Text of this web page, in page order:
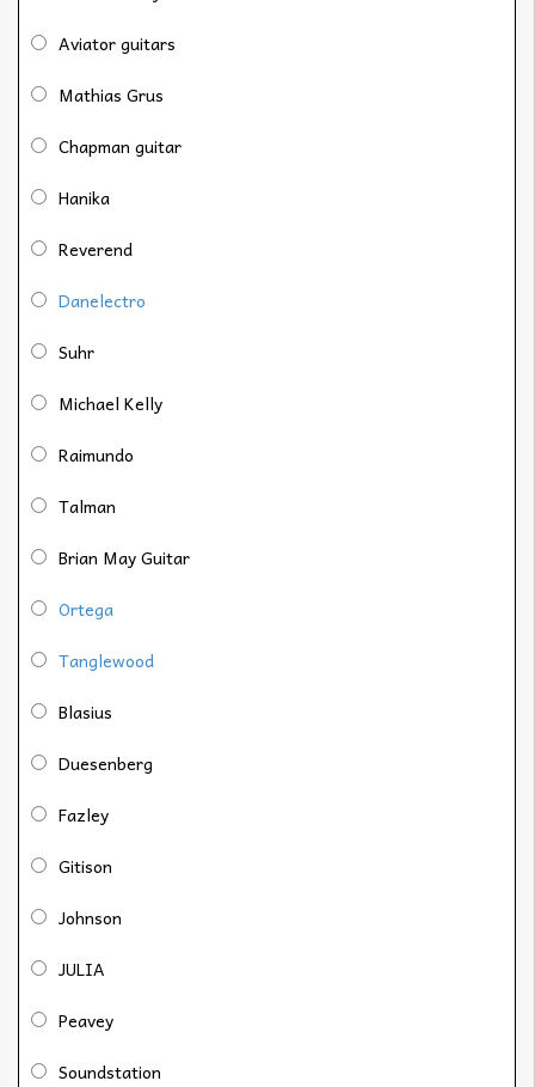
Aviator guitars
Mathias Grus
Chapman guitar
Hanika
Reverend
Danelectro
Suhr
Michael Kelly
Raimundo
Talman
Brian May Guitar
Ortega
Tanglewood
Blasius
Duesenberg
Fazley
Gitison
Johnson
JULIA
Peavey
Soundstation